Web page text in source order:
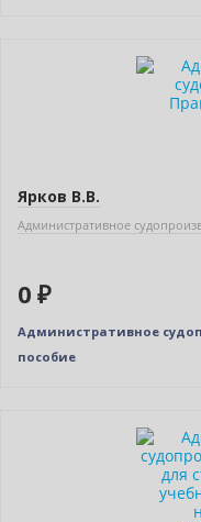
Ярков В.В.
Административное
0 ₽
Административное
пособие